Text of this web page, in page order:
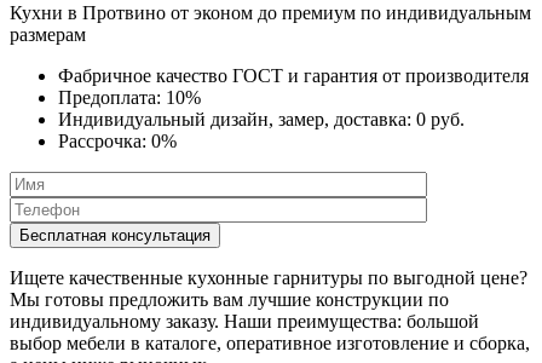
Кухни в Протвино от эконом до премиум по индивидуальным
размерам
Фабричное качество ГОСТ и гарантия от производителя
Предоплата: 10%
Индивидуальный дизайн, замер, доставка: 0 руб.
Рассрочка: 0%
Ищете качественные кухонные гарнитуры по выгодной цене?
Мы готовы предложить вам лучшие конструкции по
индивидуальному заказу. Наши преимущества: большой
выбор мебели в каталоге, оперативное изготовление и сборка,